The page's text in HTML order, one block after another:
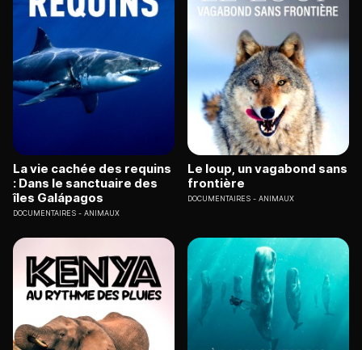
La vie cachée des requins
: Dans le sanctuaire des
îles Galápagos
DOCUMENTAIRES ANIMAUX
Le loup, un vagabond sans
frontière
DOCUMENTAIRES ANIMAUX